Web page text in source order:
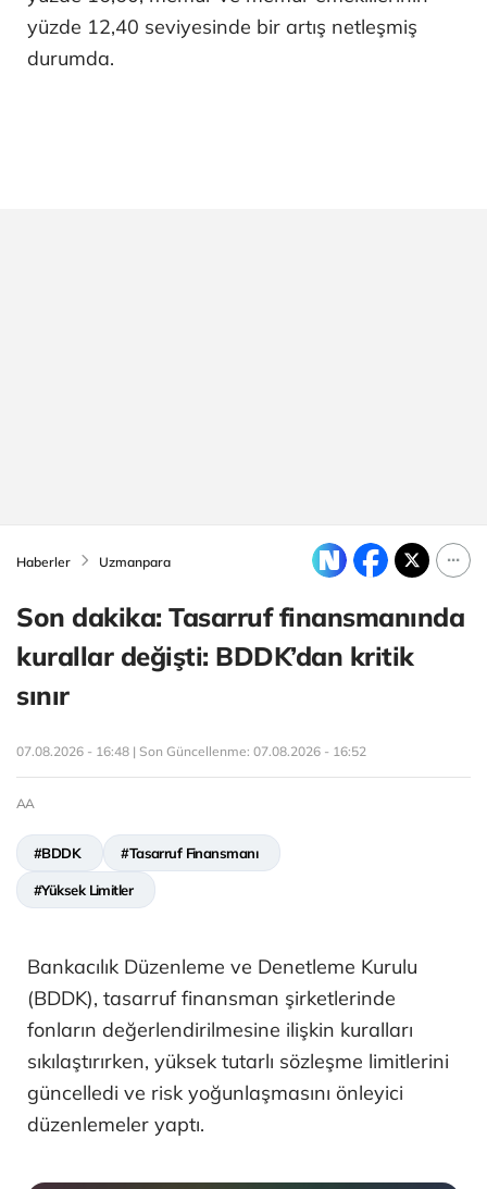
yüzde 12,40 seviyesinde bir artış netleşmiş
durumda.
Haberler Uzmanpara
Son dakika: Tasarruf finansmanında
kurallar değişti: BDDK’dan kritik
sınır
07.08.2026 - 16:48 | Son Güncellenme: 07.08.2026 - 16:52
AA
#BDDK #Tasarruf Finansmanı
#Yüksek Limitler
Bankacılık Düzenleme ve Denetleme Kurulu
(BDDK), tasarruf finansman şirketlerinde
fonların değerlendirilmesine ilişkin kuralları
sıkılaştırırken, yüksek tutarlı sözleşme limitlerini
güncelledi ve risk yoğunlaşmasını önleyici
düzenlemeler yaptı.